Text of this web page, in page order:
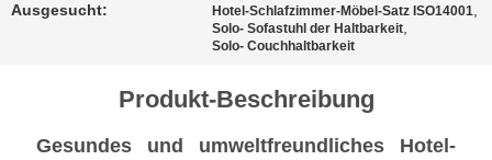
Ausgesucht: Hotel-Schlafzimmer-Möbel-Satz ISO14001
Solo- Sofastuhl der Haltbarkeit
Solo- Couchhaltbarkeit
Produkt-Beschreibung
Gesundes und umweltfreundliches Hotel-